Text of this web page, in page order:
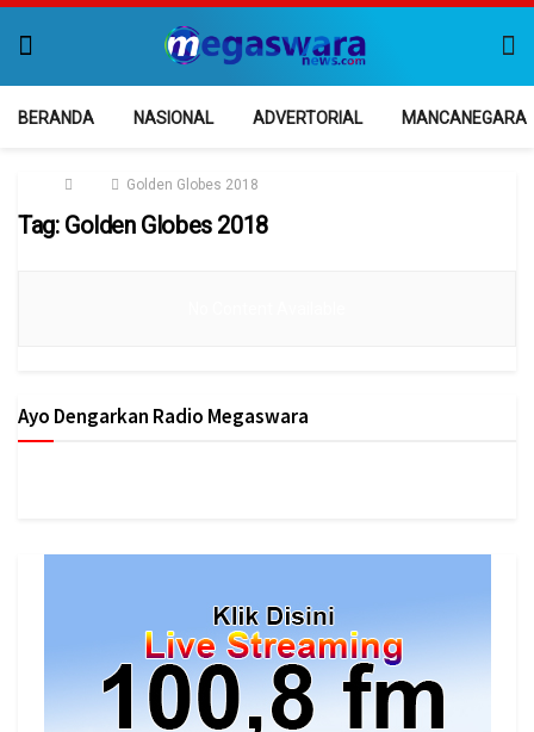
BERANDA NASIONAL ADVERTORIAL MANCANEGARA
Golden Globes 2018
Tag: Golden Globes 2018
Ayo Dengarkan Radio Megaswara